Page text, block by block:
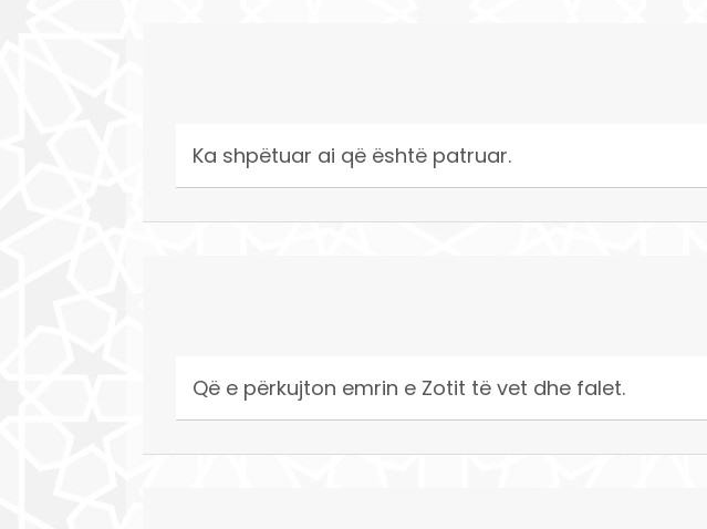
Ka shpëtuar ai që është patruar.
Që e përkujton emrin e Zotit të vet dhe falet.